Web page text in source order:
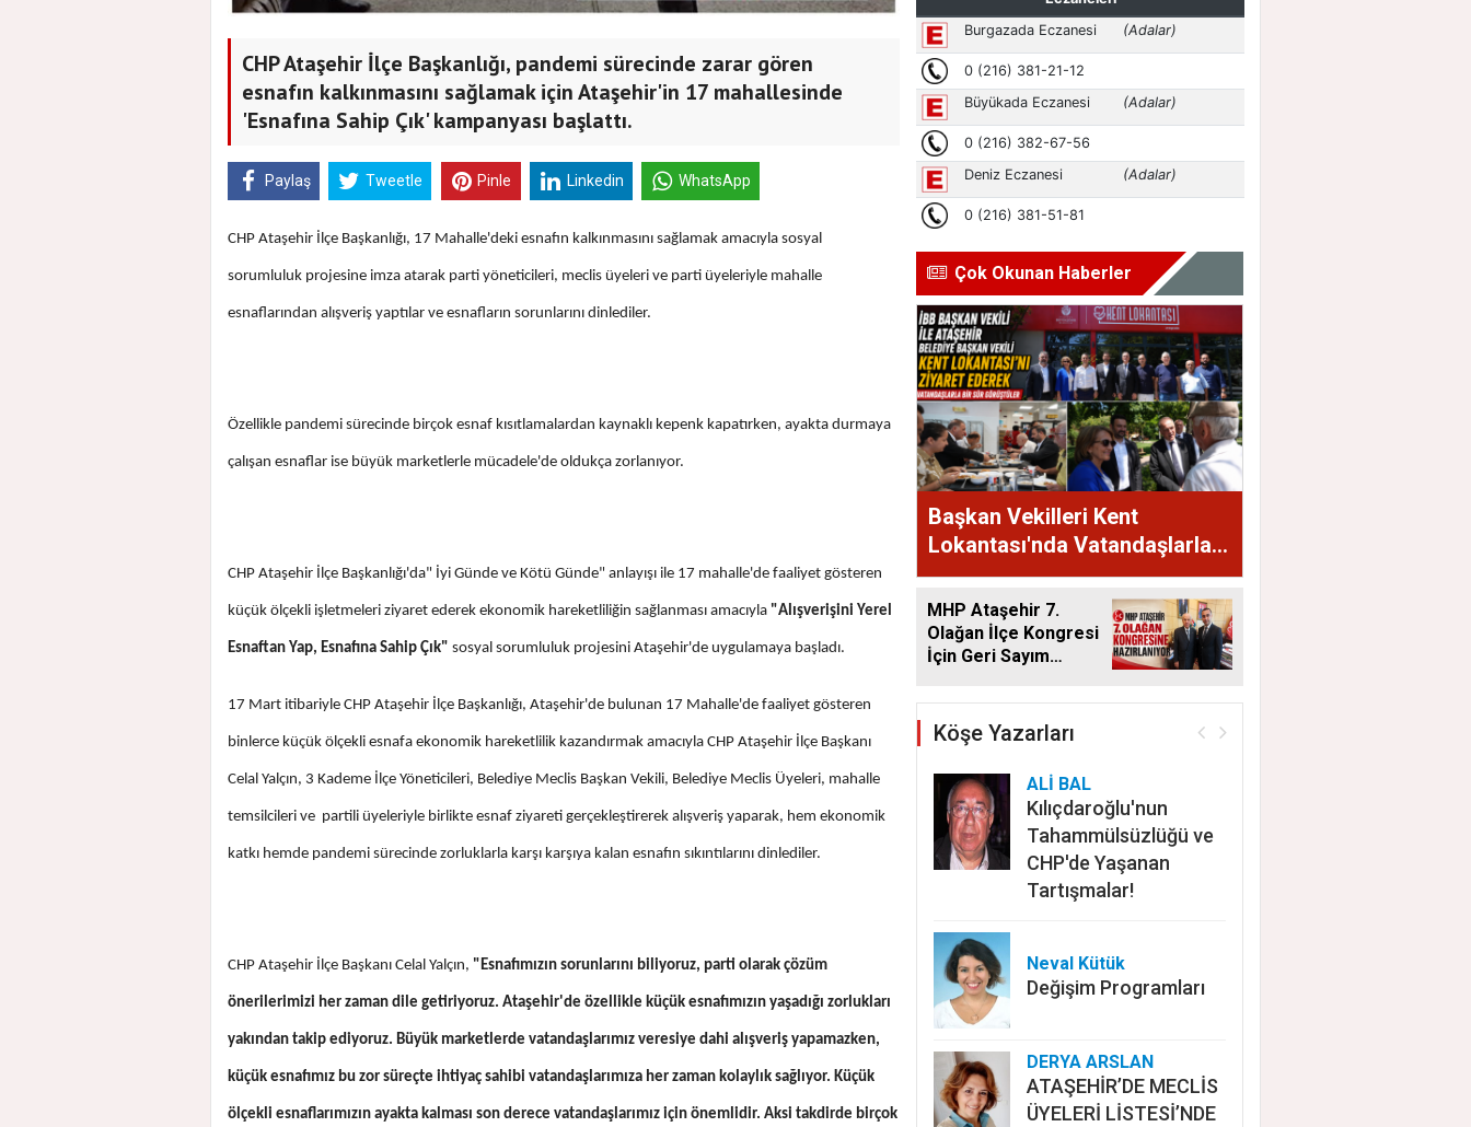
CHP Ataşehir İlçe Başkanlığı, pandemi sürecinde zarar gören
esnafın kalkınmasını sağlamak için Ataşehir'in 17 mahallesinde
'Esnafına Sahip Çık' kampanyası başlattı.
Paylaş Tweetle Pinle Linkedin WhatsApp
CHP Ataşehir İlçe Başkanlığı, 17 Mahalle'deki esnafın kalkınmasını sağlamak amacıyla sosyal
sorumluluk projesine imza atarak parti yöneticileri, meclis üyeleri ve parti üyeleriyle mahalle
esnaflarından alışveriş yaptılar ve esnafların sorunlarını dinlediler.
Özellikle pandemi sürecinde birçok esnaf kısıtlamalardan kaynaklı kepenk kapatırken, ayakta durmaya
çalışan esnaflar ise büyük marketlerle mücadele'de oldukça zorlanıyor.
CHP Ataşehir İlçe Başkanlığı'da" İyi Günde ve Kötü Günde" anlayışı ile 17 mahalle'de faaliyet gösteren
küçük ölçekli işletmeleri ziyaret ederek ekonomik hareketliliğin sağlanması amacıyla "Alışverişini Yerel
Esnaftan Yap, Esnafına Sahip Çık" sosyal sorumluluk projesini Ataşehir'de uygulamaya başladı.
17 Mart itibariyle CHP Ataşehir İlçe Başkanlığı, Ataşehir'de bulunan 17 Mahalle'de faaliyet gösteren
binlerce küçük ölçekli esnafa ekonomik hareketlilik kazandırmak amacıyla CHP Ataşehir İlçe Başkanı
Celal Yalçın, 3 Kademe İlçe Yöneticileri, Belediye Meclis Başkan Vekili, Belediye Meclis Üyeleri, mahalle
temsilcileri ve partili üyeleriyle birlikte esnaf ziyareti gerçekleştirerek alışveriş yaparak, hem ekonomik
katkı hemde pandemi sürecinde zorluklarla karşı karşıya kalan esnafın sıkıntılarını dinlediler.
CHP Ataşehir İlçe Başkanı Celal Yalçın, "Esnafımızın sorunlarını biliyoruz, parti olarak çözüm
önerilerimizi her zaman dile getiriyoruz. Ataşehir'de özellikle küçük esnafımızın yaşadığı zorlukları
yakından takip ediyoruz. Büyük marketlerde vatandaşlarımız veresiye dahi alışveriş yapamazken,
küçük esnafımız bu zor süreçte ihtiyaç sahibi vatandaşlarımıza her zaman kolaylık sağlıyor. Küçük
ölçekli esnaflarımızın ayakta kalması son derece vatandaşlarımız için önemlidir. Aksi takdirde birçok
Çok Okunan Haberler
Başkan Vekilleri Kent
Lokantası'nda Vatandaşlarla
Bir Araya Geldi
MHP Ataşehir 7.
Olağan İlçe Kongresi
İçin Geri Sayım
Köşe Yazarları
ALİ BAL
Kılıçdaroğlu'nun
Tahammülsüzlüğü ve
CHP'de Yaşanan
Tartışmalar!
Neval Kütük
Değişim Programları
DERYA ARSLAN
ATAŞEHİR’DE MECLİS
ÜYELERİ LİSTESİ’NDE